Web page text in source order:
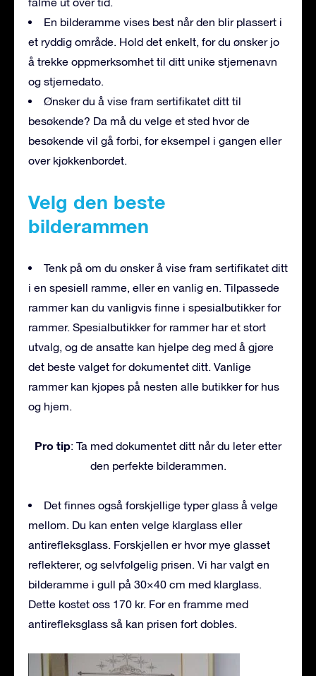
En bilderamme vises best når den blir plassert i
et ryddig område. Hold det enkelt, for du ønsker jo
å trekke oppmerksomhet til ditt unike stjernenavn
og stjernedato.
Ønsker du å vise fram sertifikatet ditt til
besøkende? Da må du velge et sted hvor de
besøkende vil gå forbi, for eksempel i gangen eller
over kjøkkenbordet.
Velg den beste
bilderammen
Tenk på om du ønsker å vise fram sertifikatet ditt
i en spesiell ramme, eller en vanlig en. Tilpassede
rammer kan du vanligvis finne i spesialbutikker for
rammer. Spesialbutikker for rammer har et stort
utvalg, og de ansatte kan hjelpe deg med å gjøre
det beste valget for dokumentet ditt. Vanlige
rammer kan kjøpes på nesten alle butikker for hus
og hjem.
Pro tip: Ta med dokumentet ditt når du leter etter
den perfekte bilderammen.
Det finnes også forskjellige typer glass å velge
mellom. Du kan enten velge klarglass eller
antirefleksglass. Forskjellen er hvor mye glasset
reflekterer, og selvfølgelig prisen. Vi har valgt en
bilderamme i gull på 30×40 cm med klarglass.
Dette kostet oss 170 kr. For en framme med
antirefleksglass så kan prisen fort dobles.